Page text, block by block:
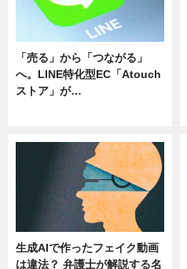
「売る」から「つながる」
へ。LINE特化型EC「Atouch
ストア」が…
生成AIで作ったフェイク動画
は違法？ 弁護士が解説する名